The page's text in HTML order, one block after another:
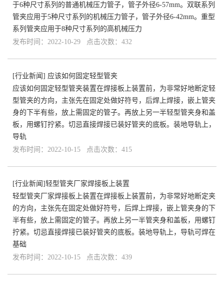
于6种尺寸系列的普通机械压力管子，管子外径6-57mm。双联系列
管夹应用于5种尺寸系列的机械压力管子，管子外径6-42mm。重型
系列管夹应用于8种尺寸系列的高机械压力
发布时间：2022-10-29 点击次数：432
[行业新闻 ] 应该如何固定轻型管夹
应该如何固定轻型管夹装置在焊接板上装置前，为非常好地断定轻
型管夹的方向，主张先在固定处做好符号，后焊上焊接，嵌上管夹
身的下半有些，放上需固定的管子。再放上另一半轻型管夹身和盖
板，用螺钉拧紧。切忌直接焊接已装好管夹的底板。装地导轨上，
导轨
发布时间：2022-10-15 点击次数：415
[行业新闻 ]​轻型管夹厂家焊接板上装置
轻型管夹厂家焊接板上装置在焊接板上装置前，为非常好地断定夹
的方向，主张先在固定处做好符号，后焊上焊接，嵌上管夹身的下
半有些，放上需固定的管子。再放上另一半管夹身和盖板，用螺钉
拧紧。切忌直接焊接已装好管夹的底板。装地导轨上，导轨可焊在
基础
发布时间：2022-10-15 点击次数：439